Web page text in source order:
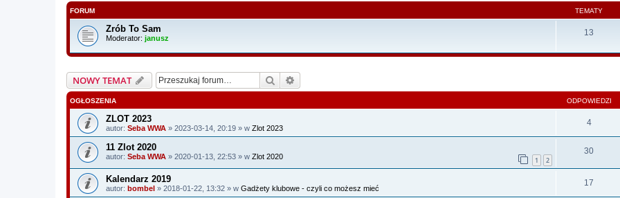
FORUM TEMATY
Zrób To Sam
Moderator: janusz
13
NOWY TEMAT Szukaj
OGŁOSZENIA ODPOWIEDZI
ZLOT 2023
autor: Seba WWA » 2023-03-14, 20:19 » w Zlot 2023
4
11 Zlot 2020
autor: Seba WWA » 2020-01-13, 22:53 » w Zlot 2020 1 2
30
Kalendarz 2019
autor: bombel » 2018-01-22, 13:32 » w Gadżety klubowe - czyli co możesz mieć
17